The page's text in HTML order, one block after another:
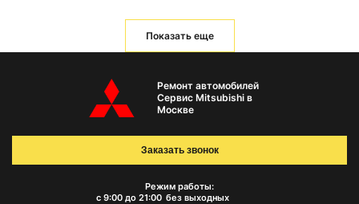
Показать еще
Ремонт автомобилей
Сервис Mitsubishi в
Москве
Режим работы:
с 9:00 до 21:00 без выходных
Заказать звонок